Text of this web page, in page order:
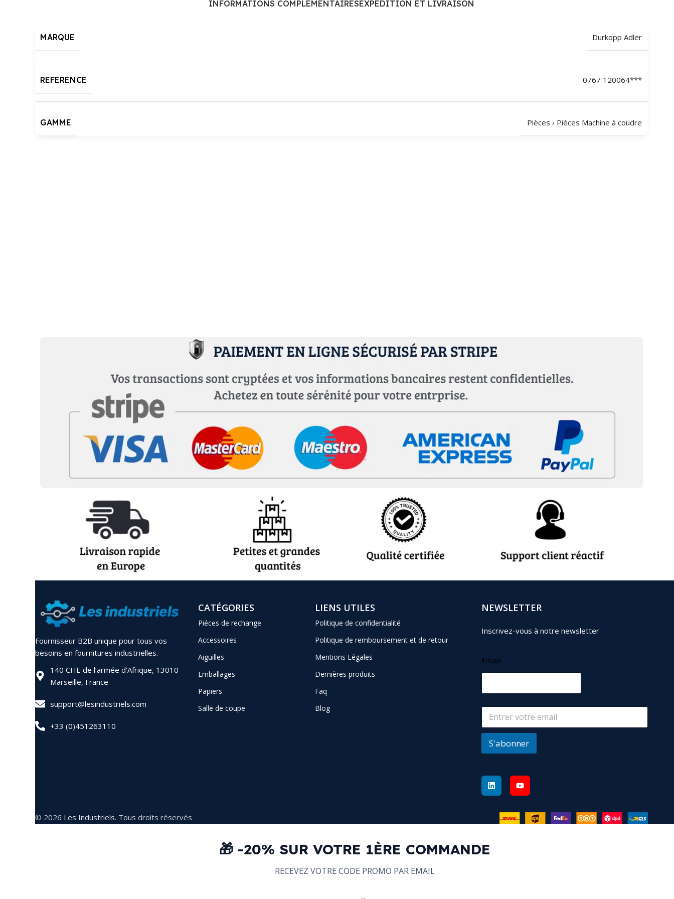
INFORMATIONS COMPLÉMENTAIRESEXPÉDITION ET LIVRAISON
MARQUE Durkopp Adler
REFERENCE 0767 120064***
GAMME Pièces › Pièces Machine à coudre
Fournisseur B2B unique pour tous vos
besoins en fournitures industrielles.
140 CHE de l’armée d’Afrique, 13010
Marseille, France
support@lesindustriels.com
+33 (0)451263110
CATÉGORIES
Piéces de rechange
Accessoires
Aiguilles
Emballages
Papiers
Salle de coupe
LIENS UTILES
Politique de confidentialité
Politique de remboursement et de retour
Mentions Légales
Dernières produits
Faq
Blog
NEWSLETTER
Inscrivez-vous à notre newsletter
Email
S'abonner
© 2026 Les Industriels. Tous droits réservés
🎁 -20% SUR VOTRE 1ÈRE COMMANDE
RECEVEZ VOTRE CODE PROMO PAR EMAIL